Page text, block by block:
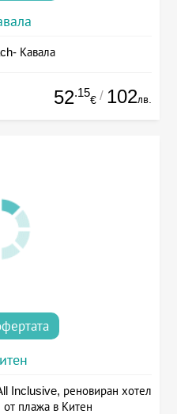
Кавала
52.15
€ / 102лв.
Inclusive, реновиран хотел
плажа в Китен